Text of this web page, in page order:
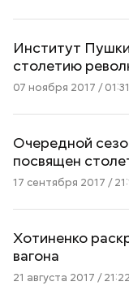
Институт
столетию
07 ноября 2017 / 01:31
Очередной
посвящен
17 сентября 2017 /
Хотиненко
вагона
21 августа 2017 / 21:22